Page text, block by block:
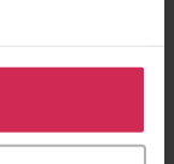
til å
kan også
ved å klikke
EBOK